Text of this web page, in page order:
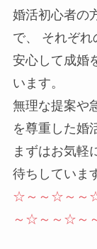
婚活初心者の
で、 それぞれ
安心して成婚
います。
無理な提案や
を尊重した婚
まずはお気軽
待ちしていま
☆～～☆～～
～☆～～☆～